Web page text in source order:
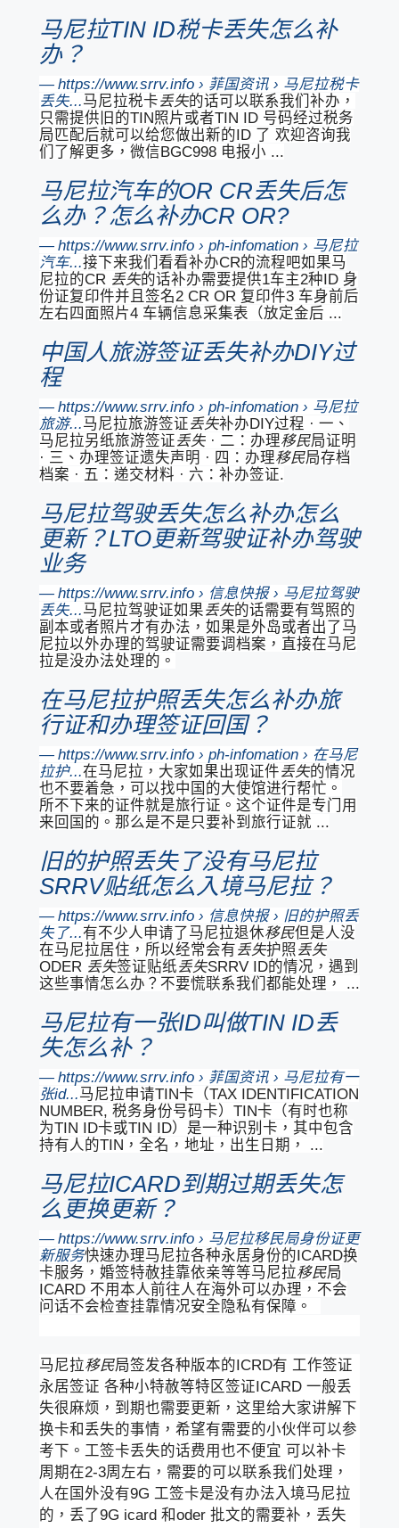
马尼拉TIN ID税卡丢失怎么补
办？
https://www.srrv.info › 菲国资讯 › 马尼拉税卡
丢失...马尼拉税卡丢失的话可以联系我们补办，
只需提供旧的TIN照片或者TIN ID 号码经过税务
局匹配后就可以给您做出新的ID 了 欢迎咨询我
们了解更多，微信BGC998 电报小 ...
马尼拉汽车的OR CR丢失后怎
么办？怎么补办CR OR?
https://www.srrv.info › ph-infomation › 马尼拉
汽车...接下来我们看看补办CR的流程吧如果马
尼拉的CR 丢失的话补办需要提供1车主2种ID 身
份证复印件并且签名2 CR OR 复印件3 车身前后
左右四面照片4 车辆信息采集表（放定金后 ...
中国人旅游签证丢失补办DIY过
程
https://www.srrv.info › ph-infomation › 马尼拉
旅游...马尼拉旅游签证丢失补办DIY过程 · 一、
马尼拉另纸旅游签证丢失· 二：办理移民局证明
· 三、办理签证遗失声明 · 四：办理移民局存档
档案 · 五：递交材料 · 六：补办签证.
马尼拉驾驶丢失怎么补办怎么
更新？LTO更新驾驶证补办驾驶
业务
https://www.srrv.info › 信息快报 › 马尼拉驾驶
丢失...马尼拉驾驶证如果丢失的话需要有驾照的
副本或者照片才有办法，如果是外岛或者出了马
尼拉以外办理的驾驶证需要调档案，直接在马尼
拉是没办法处理的。
在马尼拉护照丢失怎么补办旅
行证和办理签证回国？
https://www.srrv.info › ph-infomation › 在马尼
拉护...在马尼拉，大家如果出现证件丢失的情况
也不要着急，可以找中国的大使馆进行帮忙。
所不下来的证件就是旅行证。这个证件是专门用
来回国的。那么是不是只要补到旅行证就 ...
旧的护照丢失了没有马尼拉
SRRV贴纸怎么入境马尼拉？
https://www.srrv.info › 信息快报 › 旧的护照丢
失了...有不少人申请了马尼拉退休移民但是人没
在马尼拉居住，所以经常会有丢失护照 丢失
ODER 丢失签证贴纸丢失SRRV ID的情况，遇到
这些事情怎么办？不要慌联系我们都能处理， ...
马尼拉有一张ID叫做TIN ID丢
失怎么补？
https://www.srrv.info › 菲国资讯 › 马尼拉有一
张id...马尼拉申请TIN卡（TAX IDENTIFICATION
NUMBER, 税务身份号码卡）TIN卡（有时也称
为TIN ID卡或TIN ID）是一种识别卡，其中包含
持有人的TIN，全名，地址，出生日期， ...
马尼拉ICARD到期过期丢失怎
么更换更新？
https://www.srrv.info › 马尼拉移民局身份证更
新服务快速办理马尼拉各种永居身份的ICARD换
卡服务，婚签特赦挂靠依亲等等马尼拉移民局
ICARD 不用本人前往人在海外可以办理，不会
问话不会检查挂靠情况安全隐私有保障。
马尼拉移民局签发各种版本的ICRD有 工作签证
永居签证 各种小特赦等特区签证ICARD 一般丢
失很麻烦，到期也需要更新，这里给大家讲解下
换卡和丢失的事情，希望有需要的小伙伴可以参
考下。工签卡丢失的话费用也不便宜 可以补卡
周期在2-3周左右，需要的可以联系我们处理，
人在国外没有9G 工签卡是没有办法入境马尼拉
的，丢了9G icard 和oder 批文的需要补，丢失